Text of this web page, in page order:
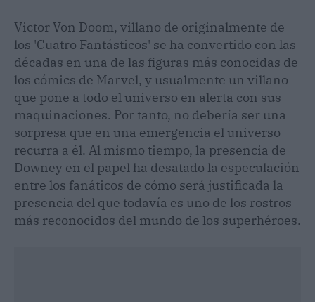
Victor Von Doom, villano de originalmente de
los 'Cuatro Fantásticos' se ha convertido con las
décadas en una de las figuras más conocidas de
los cómics de Marvel, y usualmente un villano
que pone a todo el universo en alerta con sus
maquinaciones. Por tanto, no debería ser una
sorpresa que en una emergencia el universo
recurra a él. Al mismo tiempo, la presencia de
Downey en el papel ha desatado la especulación
entre los fanáticos de cómo será justificada la
presencia del que todavía es uno de los rostros
más reconocidos del mundo de los superhéroes.